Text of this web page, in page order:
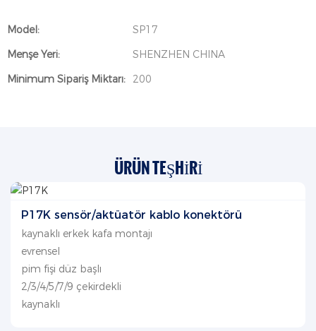
Model:
SP17
Menşe Yeri:
SHENZHEN CHINA
Minimum Sipariş Miktarı:
200
ÜRÜN TEŞHIRI
P17K sensör/aktüatör kablo konektörü
kaynaklı erkek kafa montajı
evrensel
pim fişi düz başlı
2/3/4/5/7/9 çekirdekli
kaynaklı